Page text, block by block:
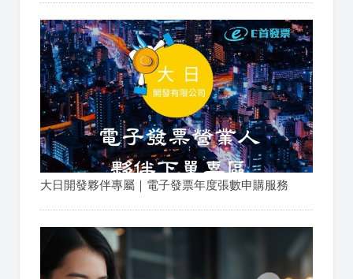
大日開發夥伴專屬｜電子發票年度張數申購服務